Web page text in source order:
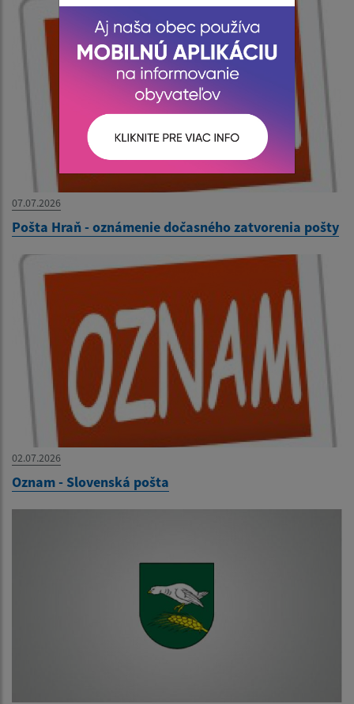
07.07.2026
Pošta Hraň - oznámenie dočasného zatvorenia pošty
02.07.2026
Oznam - Slovenská pošta